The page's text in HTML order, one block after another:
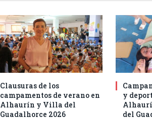
Clausuras de los
campamentos de verano en
Alhaurín y Villa del
Guadalhorce 2026
y
del